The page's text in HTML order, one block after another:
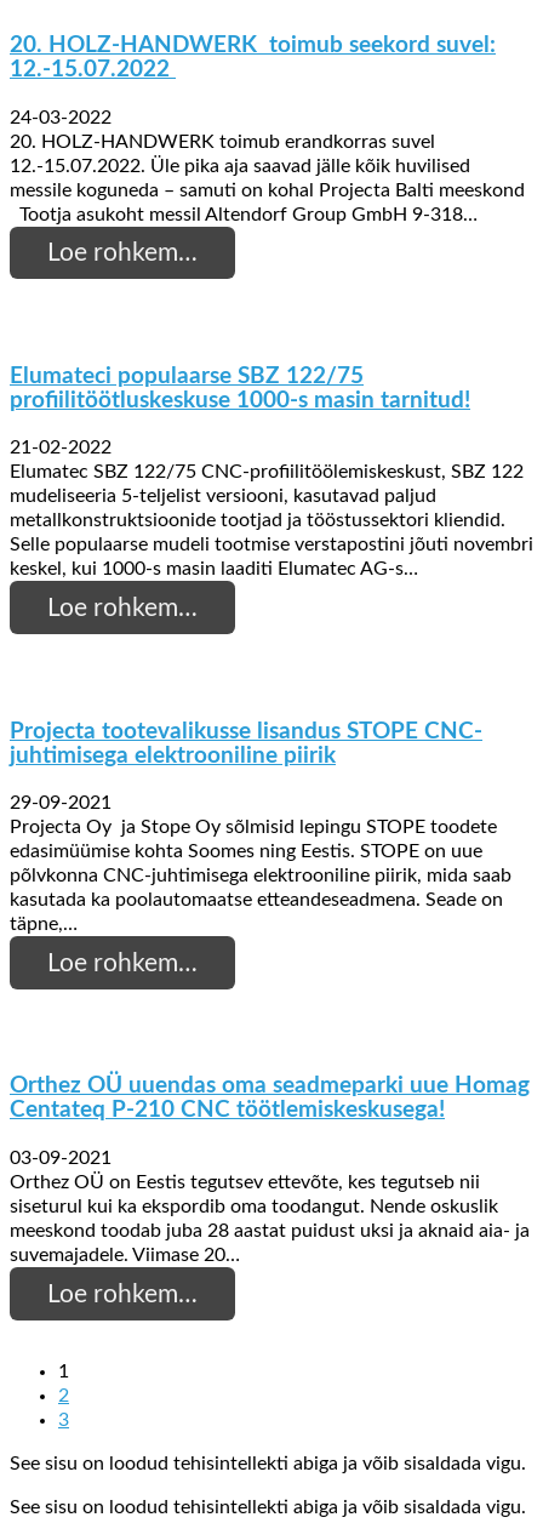
20. HOLZ-HANDWERK toimub seekord suvel:
12.-15.07.2022
24-03-2022
20. HOLZ-HANDWERK toimub erandkorras suvel
12.-15.07.2022. Üle pika aja saavad jälle kõik huvilised
messile koguneda – samuti on kohal Projecta Balti meeskond
Tootja asukoht messil Altendorf Group GmbH 9-318…
Loe rohkem…
Elumateci populaarse SBZ 122/75
profiilitöötluskeskuse 1000-s masin tarnitud!
21-02-2022
Elumatec SBZ 122/75 CNC-profiilitöölemiskeskust, SBZ 122
mudeliseeria 5-teljelist versiooni, kasutavad paljud
metallkonstruktsioonide tootjad ja tööstussektori kliendid.
Selle populaarse mudeli tootmise verstapostini jõuti novembri
keskel, kui 1000-s masin laaditi Elumatec AG-s…
Loe rohkem…
Projecta tootevalikusse lisandus STOPE CNC-
juhtimisega elektrooniline piirik
29-09-2021
Projecta Oy ja Stope Oy sõlmisid lepingu STOPE toodete
edasimüümise kohta Soomes ning Eestis. STOPE on uue
põlvkonna CNC-juhtimisega elektrooniline piirik, mida saab
kasutada ka poolautomaatse etteandeseadmena. Seade on
täpne,…
Loe rohkem…
Orthez OÜ uuendas oma seadmeparki uue Homag
Centateq P-210 CNC töötlemiskeskusega!
03-09-2021
Orthez OÜ on Eestis tegutsev ettevõte, kes tegutseb nii
siseturul kui ka ekspordib oma toodangut. Nende oskuslik
meeskond toodab juba 28 aastat puidust uksi ja aknaid aia- ja
suvemajadele. Viimase 20…
Loe rohkem…
1
2
3
See sisu on loodud tehisintellekti abiga ja võib sisaldada vigu.
See sisu on loodud tehisintellekti abiga ja võib sisaldada vigu.